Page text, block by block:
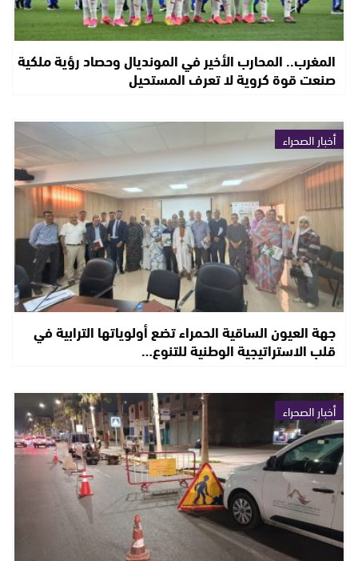
المغرب.. المحارب الأخير في المونديال وحصاد رؤية ملكية
صنعت قوة كروية لا تعرف المستحيل
أخبار الصحراء
جهة العيون الساقية الحمراء تضع أولوياتها الترابية في
قلب الاستراتيجية الوطنية للتنوع…
أخبار الصحراء